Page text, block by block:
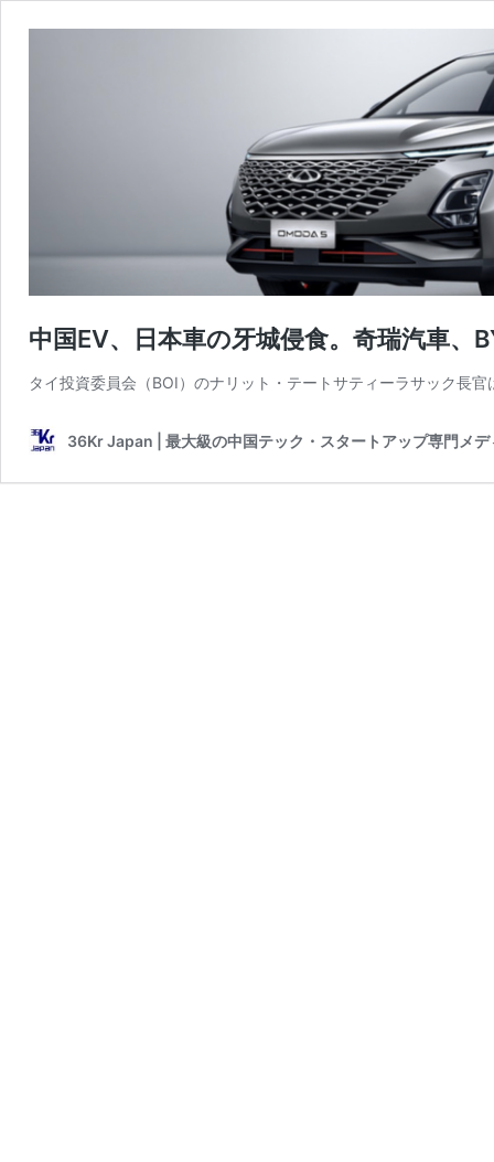
中国EV、日本車の牙城侵食。奇瑞汽車、
タイ投資委員会（BOI）のナリット・テートサティーラサック長
36Kr Japan | 最大級の中国テック・スタートアップ専門メデ